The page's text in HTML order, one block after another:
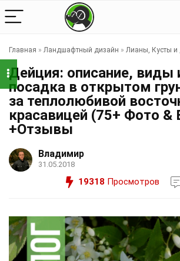
Главная » Ландшафтный дизайн » Лианы, Кусты и
Дейция: описание, виды
посадка в открытом
за теплолюбивой
красавицей (75+ Фото &
+Отзывы
Владимир
31.05.2018
19318 Просмотров